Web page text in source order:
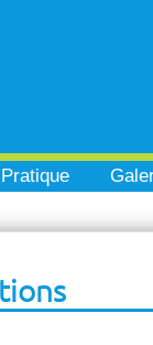
Pratique